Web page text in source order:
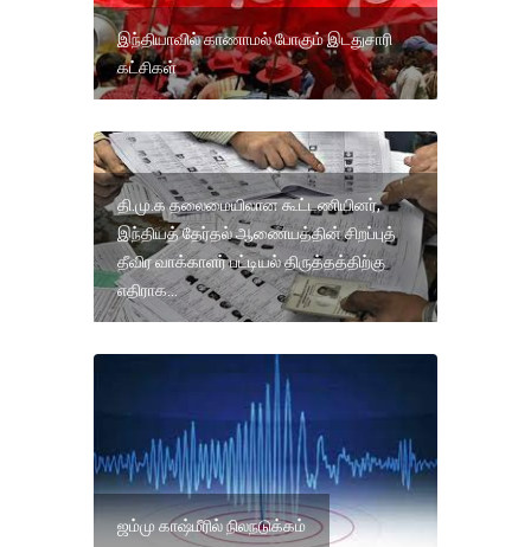
இந்தியாவில் காணாமல் போகும் இடதுசாரி
கட்சிகள்
தி.மு.க தலைமையிலான கூட்டணியினர்,
இந்தியத் தேர்தல் ஆணையத்தின் சிறப்புத்
தீவிர வாக்காளர் பட்டியல் திருத்தத்திற்கு
எதிராக...
ஜம்மு காஷ்மீரில் நிலநடுக்கம்